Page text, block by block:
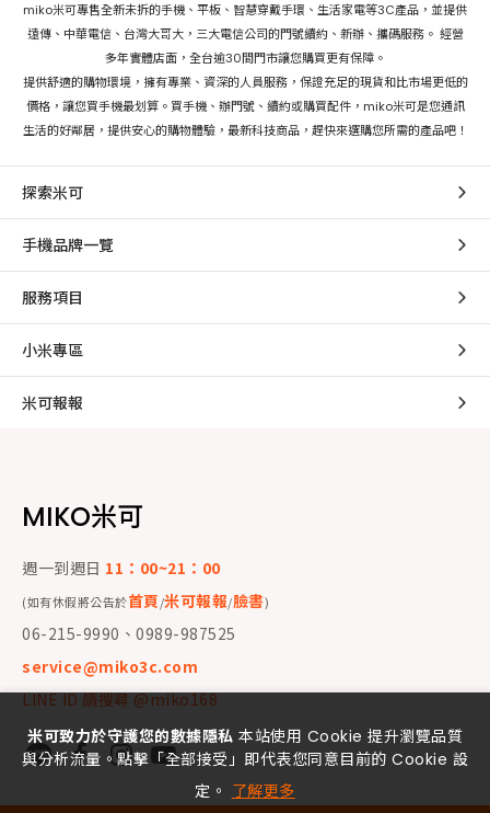
miko米可專售全新未拆的手機、平板、智慧穿戴手環、生活家電等3C產品，並提供
遠傳、中華電信、台灣大哥大，三大電信公司的門號續約、新辦、攜碼服務。 經營
多年實體店面，全台逾30間門市讓您購買更有保障。
提供舒適的購物環境，擁有專業、資深的人員服務，保證充足的現貨和比市場更低的
價格，讓您買手機最划算。買手機、辦門號、續約或購買配件，miko米可是您通訊
生活的好鄰居，提供安心的購物體驗，最新科技商品，趕快來選購您所需的產品吧！
探索米可
手機品牌一覽
服務項目
小米專區
米可報報
MIKO米可
週一到週日 11：00~21：00
(如有休假將公告於首頁/米可報報/臉書)
06-215-9990、0989-987525
service@miko3c.com
LINE ID 請搜尋 @miko168
米可致力於守護您的數據隱私 本站使用 Cookie 提升瀏覽品質
與分析流量。點擊「全部接受」即代表您同意目前的 Cookie 設
定。 了解更多